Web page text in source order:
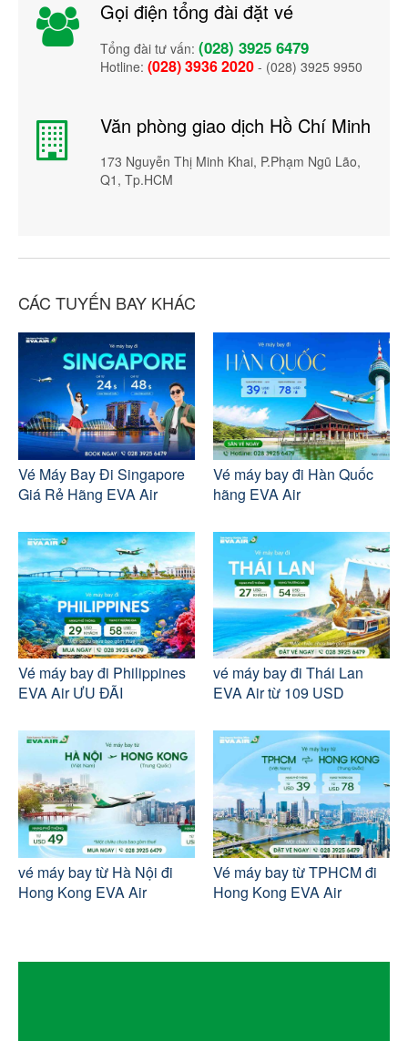
Gọi điện tổng đài đặt vé
Tổng đài tư vấn: (028) 3925 6479
Hotline: (028) 3936 2020 - (028) 3925 9950
Văn phòng giao dịch Hồ Chí Minh
173 Nguyễn Thị Minh Khai, P.Phạm Ngũ Lão,
Q1, Tp.HCM
CÁC TUYẾN BAY KHÁC
Vé Máy Bay Đi Singapore
Giá Rẻ Hãng EVA Air
Vé máy bay đi Hàn Quốc
hãng EVA Air
Vé máy bay đi Philippines
EVA Air ƯU ĐÃI
vé máy bay đi Thái Lan
EVA Air từ 109 USD
vé máy bay từ Hà Nội đi
Hong Kong EVA Air
Vé máy bay từ TPHCM đi
Hong Kong EVA Air